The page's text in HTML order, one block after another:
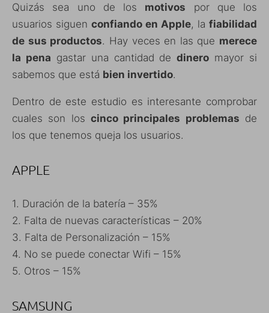
Quizás sea uno de los motivos por que los
usuarios siguen confiando en Apple, la fiabilidad
de sus productos. Hay veces en las que merece
la pena gastar una cantidad dedinero mayor si
sabemos que está bien invertido.
Dentro de este estudio es interesante comprobar
cuales son los cinco principales problemas de
los que tenemos queja los usuarios.
APPLE
1. Duración de la batería – 35%
2. Falta de nuevas características – 20%
3. Falta de Personalización – 15%
4. No se puede conectar Wifi – 15%
5. Otros – 15%
SAMSUNG